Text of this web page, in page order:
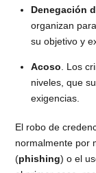
Denegación
organizan
su objetivo y
Acoso . Los
niveles, que
exigencias.
El robo de
normalmente por
(phishing) o el